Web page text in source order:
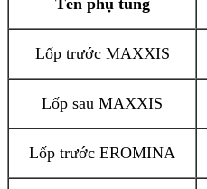
Lốp trước MAXXIS
Lốp sau MAXXIS
Lốp trước EROMINA